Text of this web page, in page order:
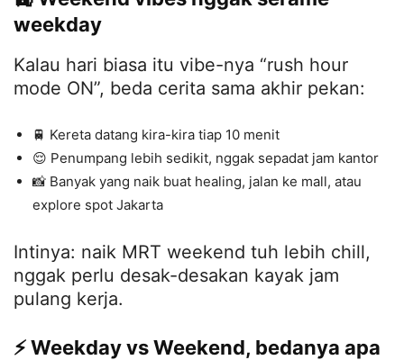
weekday
Kalau hari biasa itu vibe-nya “rush hour
mode ON”, beda cerita sama akhir pekan:
🚆 Kereta datang kira-kira tiap 10 menit
😌 Penumpang lebih sedikit, nggak sepadat jam kantor
📸 Banyak yang naik buat healing, jalan ke mall, atau
explore spot Jakarta
Intinya: naik MRT weekend tuh lebih chill,
nggak perlu desak-desakan kayak jam
pulang kerja.
⚡ Weekday vs Weekend, bedanya apa